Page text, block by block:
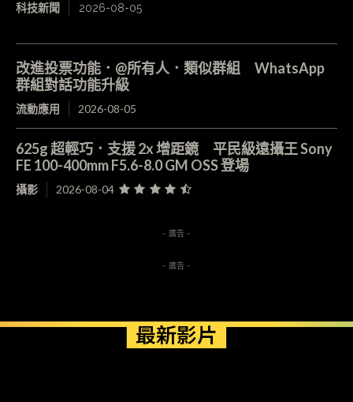
科技新聞 2026-08-05
改進投票功能．@所有人．類似群組 WhatsApp
群組對話功能升級
流動應用 2026-08-05
625g 超輕巧．支援 2x 增距鏡 平民級遠攝王 Sony
FE 100-400mm F5.6-8.0 GM OSS 登場
攝影 2026-08-04
- 廣告 -
- 廣告 -
最新影片